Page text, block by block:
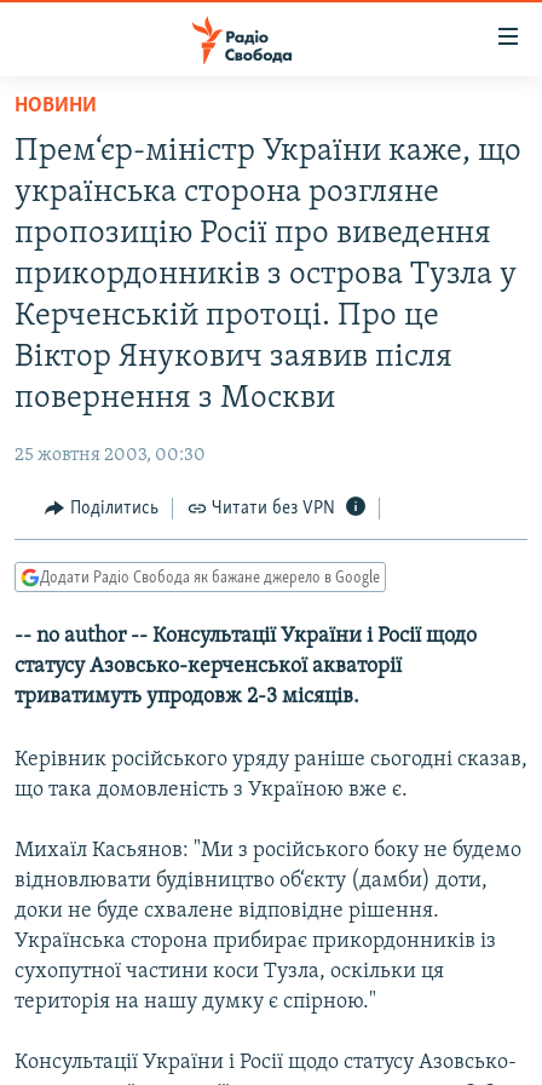
Перейти
основного
матеріалу
Перейти
до
основної
навігації
Перейти
до
пошуку
РАДІО СВОБОДА – 70 РОКІВ
ВСЕ ЗА ДОБУ
СТАТТІ
СУСПІЛЬСТВО
КУЛЬТУРА
СВІТ
РОСІЙСЬКА «ФІЛЬТРАЦІЯ»
ДОНБАС.РЕАЛІЇ
КРИМ.РЕАЛІЇ
КИТАЙ.ВИКЛИКИ
МУЛЬТИМЕДІА
СПЕЦПРОЄКТИ
ПОДКАСТИ
КРИМ РЕАЛІЇ
РУС
УКР
КТАТ
ДОЛУЧАЙСЯ!
НОВИНИ
Прем‘єр-міністр України каже, що
українська сторона розгляне
пропозицію Росії про виведення
прикордонників з острова Тузла у
Керченській протоці. Про це
Віктор Янукович заявив після
повернення з Москви
25 жовтня 2003, 00:30
Поділитись Читати без VPN
Додати Радіо Свобода як бажане джерело в Google
-- no author -- Консультації України і Росії щодо
статусу Азовсько-керченської акваторії
триватимуть упродовж 2-3 місяців.
Керівник російського уряду раніше сьогодні сказав,
що така домовленість з Україною вже є.
Михаїл Касьянов: "Ми з російського боку не будемо
відновлювати будівництво об‘єкту (дамби) доти,
доки не буде схвалене відповідне рішення.
Українська сторона прибирає прикордонників із
сухопутної частини коси Тузла, оскільки ця
територія на нашу думку є спірною."
Консультації України і Росії щодо статусу Азовсько-